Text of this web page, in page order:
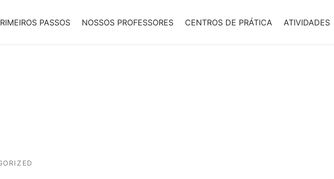
PASSOS NOSSOS PROFESSORES CENTROS DE PRÁTICA ATIVIDADES